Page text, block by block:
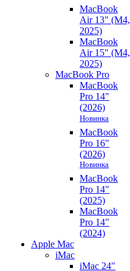
MacBook
Air 13" (M4,
2025)
MacBook
Air 15" (M4,
2025)
MacBook Pro
MacBook
Pro 14"
(2026)
Новинка
MacBook
Pro 16"
(2026)
Новинка
MacBook
Pro 14"
(2025)
MacBook
Pro 14"
(2024)
Apple Mac
iMac
iMac 24"